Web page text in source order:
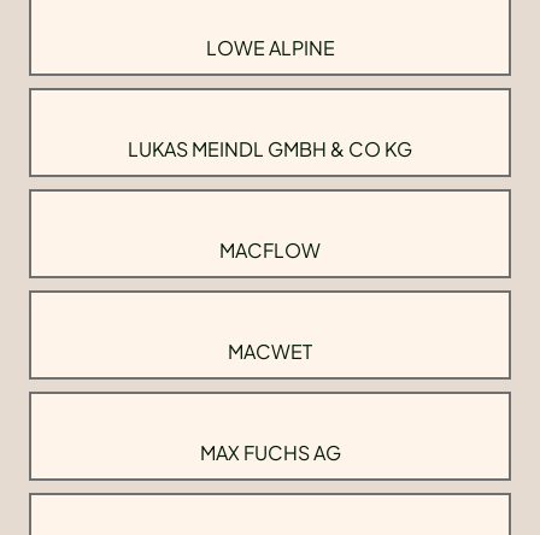
LOWE ALPINE
LUKAS MEINDL GMBH & CO KG
MACFLOW
MACWET
MAX FUCHS AG